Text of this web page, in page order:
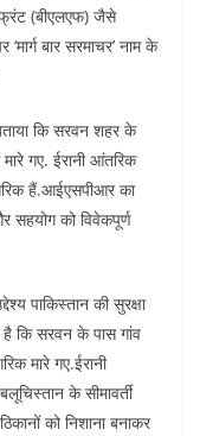
(बीएलएफ) जैसे
बार सरमाचर’ नाम के
कि सरवन शहर के
गए. ईरानी आंतरिक
हैं.आईएसपीआर का
सहयोग को विवेकपूर्ण
पाकिस्तान की सुरक्षा
है कि सरवन के पास गांव
मारे गए.ईरानी
के सीमावर्ती
को निशाना बनाकर